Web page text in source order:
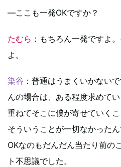
―ここも一発OKですか？
たむら ：もちろん一発ですよ
よ。
染谷 ：普通はうまくいかない
んの場合は、ある程度求めて
重ねてそこに僕が寄せていく
そういうことが一切なかった
OKなのもだんだん当たり前の
ト不思議でした。